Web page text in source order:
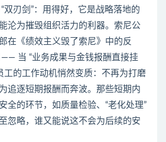
双刃剑”：用得好，它是战略落地的
沦为摧毁组织活力的利器。索尼公
在《绩效主义毁了索尼》中的反
当 “业务成果与金钱报酬直接挂
工的工作动机悄然变质：不再为打磨
追逐短期报酬而奔波。那些短期内
全的环节，如质量检验、“老化处理”
忽略，谁又能说这不会为后续的安